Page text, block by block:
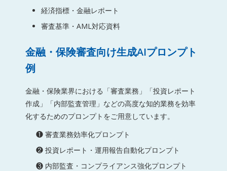
経済指標・金融レポート
審査基準・AML対応資料
金融・保険審査向け生成AIプロンプト
例
金融・保険業界における「審査業務」「投資レポート
作成」「内部監査管理」などの高度な知的業務を効率
化するためのプロンプトをご用意しています。
❶ 審査業務効率化プロンプト
❷ 投資レポート・運用報告自動化プロンプト
❸ 内部監査・コンプライアンス強化プロンプト